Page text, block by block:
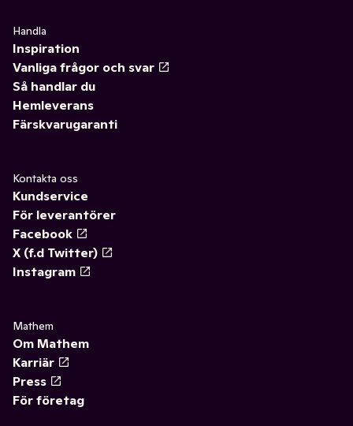
✓ Säsongspynt
Post-it
✓ Övrigt kontor (1)
Handla
Inspiration
Vanliga frågor och svar
Så handlar du
Hemleverans
Färskvarugaranti
Kontakta oss
Kundservice
För leverantörer
Facebook
X (f.d Twitter)
Instagram
Mathem
Om Mathem
Karriär
Press
För företag